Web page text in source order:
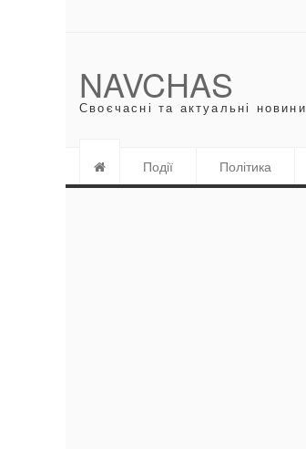
NAVCHAS
Своєчасні та актуальні новини
Події Політика